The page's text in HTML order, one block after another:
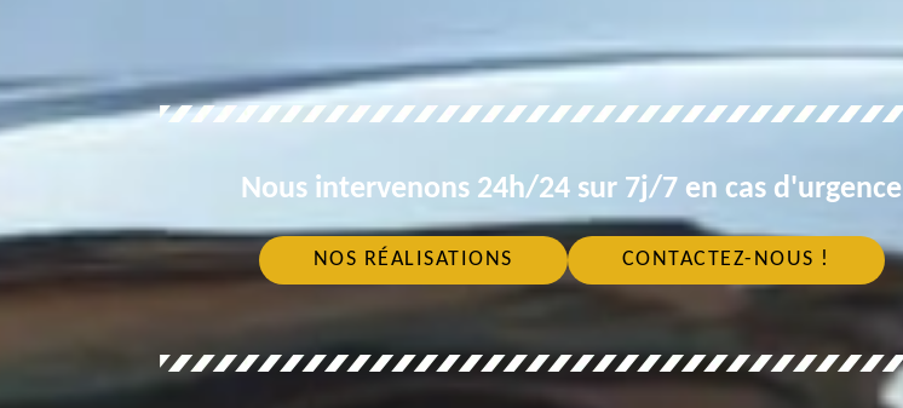
Nous intervenons 24h/24 sur 7j/7 en cas d'urgence
NOS RÉALISATIONS CONTACTEZ-NOUS !